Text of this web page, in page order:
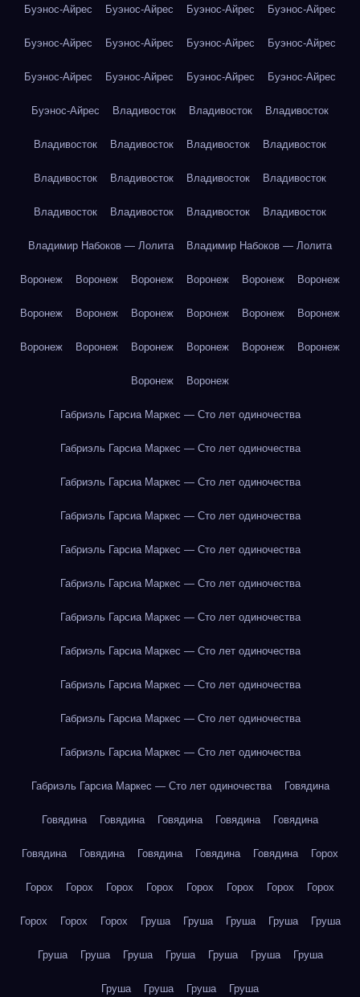
Буэнос-Айрес Буэнос-Айрес Буэнос-Айрес Буэнос-Айрес
Буэнос-Айрес Буэнос-Айрес Буэнос-Айрес Буэнос-Айрес
Буэнос-Айрес Буэнос-Айрес Буэнос-Айрес Буэнос-Айрес
Буэнос-Айрес Владивосток Владивосток Владивосток
Владивосток Владивосток Владивосток Владивосток
Владивосток Владивосток Владивосток Владивосток
Владивосток Владивосток Владивосток Владивосток
Владимир Набоков — Лолита Владимир Набоков — Лолита
Воронеж Воронеж Воронеж Воронеж Воронеж Воронеж
Воронеж Воронеж Воронеж Воронеж Воронеж Воронеж
Воронеж Воронеж Воронеж Воронеж Воронеж Воронеж
Воронеж Воронеж
Габриэль Гарсиа Маркес — Сто лет одиночества
Габриэль Гарсиа Маркес — Сто лет одиночества
Габриэль Гарсиа Маркес — Сто лет одиночества
Габриэль Гарсиа Маркес — Сто лет одиночества
Габриэль Гарсиа Маркес — Сто лет одиночества
Габриэль Гарсиа Маркес — Сто лет одиночества
Габриэль Гарсиа Маркес — Сто лет одиночества
Габриэль Гарсиа Маркес — Сто лет одиночества
Габриэль Гарсиа Маркес — Сто лет одиночества
Габриэль Гарсиа Маркес — Сто лет одиночества
Габриэль Гарсиа Маркес — Сто лет одиночества
Габриэль Гарсиа Маркес — Сто лет одиночества Говядина
Говядина Говядина Говядина Говядина Говядина
Говядина Говядина Говядина Говядина Говядина Горох
Горох Горох Горох Горох Горох Горох Горох Горох
Горох Горох Горох Груша Груша Груша Груша Груша
Груша Груша Груша Груша Груша Груша Груша
Груша Груша Груша Груша